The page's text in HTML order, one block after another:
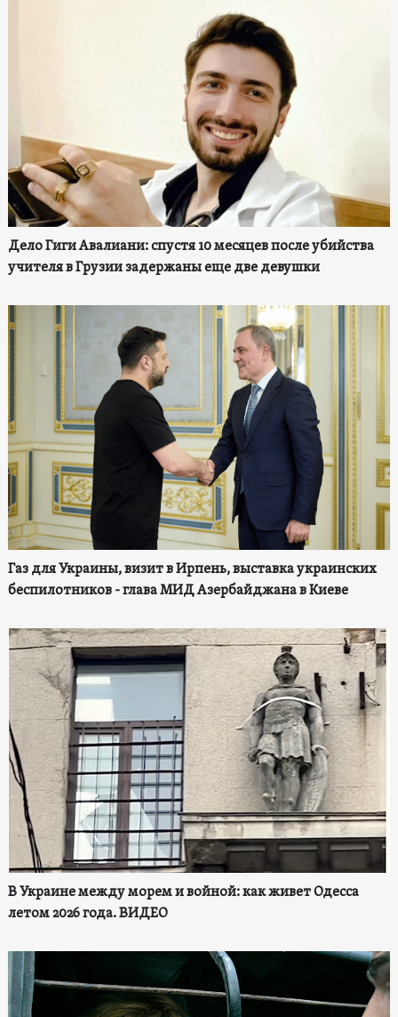
Дело Гиги Авалиани: спустя 10 месяцев после убийства
учителя в Грузии задержаны еще две девушки
Газ для Украины, визит в Ирпень, выставка украинских
беспилотников - глава МИД Азербайджана в Киеве
В Украине между морем и войной: как живет Одесса
летом 2026 года. ВИДЕО